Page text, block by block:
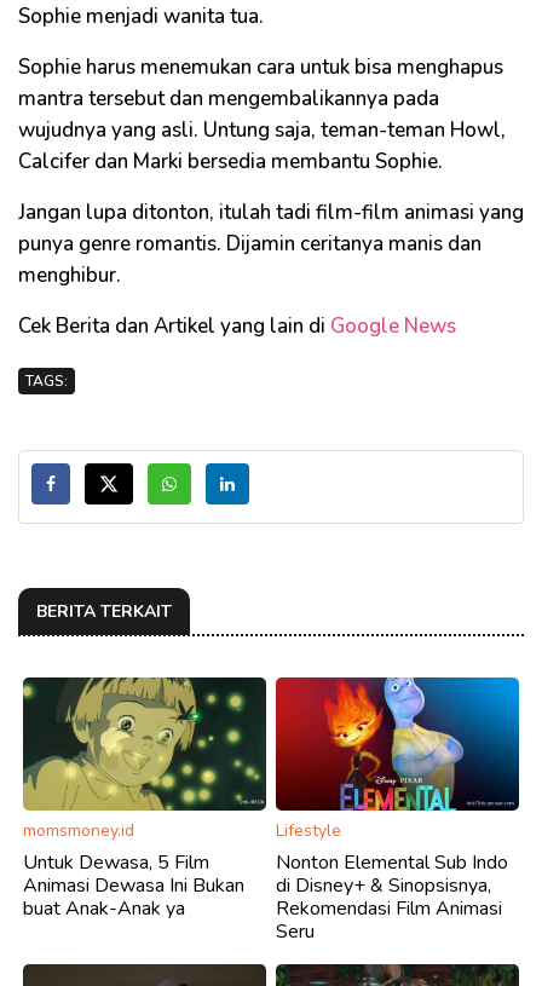
Sophie menjadi wanita tua.
Sophie harus menemukan cara untuk bisa menghapus
mantra tersebut dan mengembalikannya pada
wujudnya yang asli. Untung saja, teman-teman Howl,
Calcifer dan Marki bersedia membantu Sophie.
Jangan lupa ditonton, itulah tadi film-film animasi yang
punya genre romantis. Dijamin ceritanya manis dan
menghibur.
Cek Berita dan Artikel yang lain di Google News
TAGS:
BERITA TERKAIT
momsmoney.id
Untuk Dewasa, 5 Film
Animasi Dewasa Ini Bukan
buat Anak-Anak ya
Lifestyle
Nonton Elemental Sub Indo
di Disney+ & Sinopsisnya,
Rekomendasi Film Animasi
Seru